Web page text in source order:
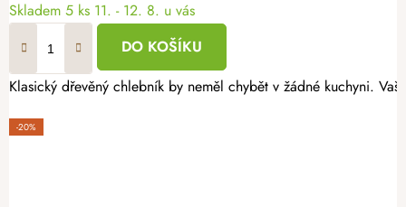
Skladem 5 ks 11. - 12. 8. u vás
DO KOŠÍKU
Klasický dřevěný chlebník by neměl chybět v žádné kuchyni.
-20%